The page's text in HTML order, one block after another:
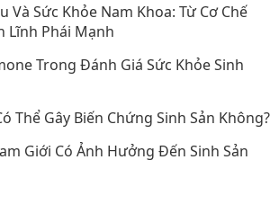
Và Sức Khỏe Nam Khoa: Từ Cơ Chế
Lĩnh Phái Mạnh
Trong Đánh Giá Sức Khỏe Sinh
Thể Gây Biến Chứng Sinh Sản Không?
Giới Có Ảnh Hưởng Đến Sinh Sản